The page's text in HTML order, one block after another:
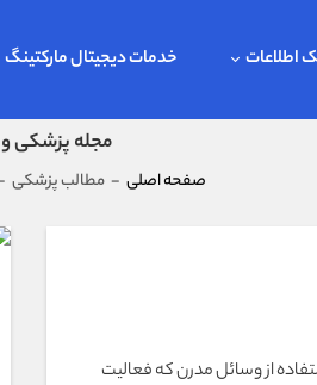
اطلاعات خدمات دیجیتال مارکتینگ
مجله پزشکی
صفحه اصلی - مطالب پزشکی
از وسائل مدرن كه فعاليت